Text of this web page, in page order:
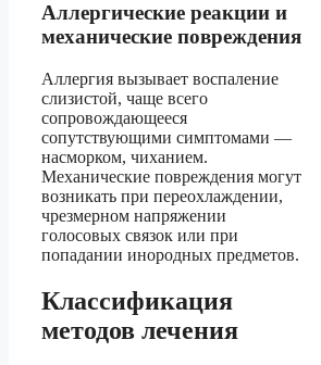
Аллергические реакции и
механические повреждения
Аллергия вызывает воспаление
слизистой, чаще всего
сопровождающееся
сопутствующими симптомами —
насморком, чиханием.
Механические повреждения могут
возникать при переохлаждении,
чрезмерном напряжении
голосовых связок или при
попадании инородных предметов.
Классификация
методов лечения